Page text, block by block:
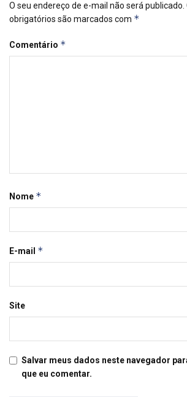
O seu endereço de e-mail não será publicado.
obrigatórios são marcados com *
Comentário *
Nome *
E-mail *
Site
Salvar meus dados neste navegador
que eu comentar.